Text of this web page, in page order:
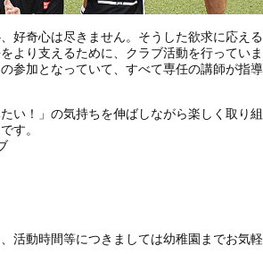
好奇心は尽きません。そうした欲求に応える
より支えるために、クラブ活動を行っていま
参加となっていて、すべて専任の講師が指導
い！」の気持ちを伸ばしながら楽しく取り組
す。
活動時間等につきましては幼稚園までお気軽